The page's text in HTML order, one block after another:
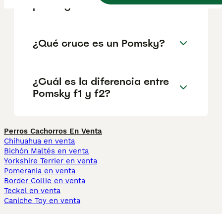
¿Qué cruce es un Pomsky?
¿Cuál es la diferencia entre
Pomsky f1 y f2?
Perros Cachorros En Venta
Chihuahua en venta
Bichón Maltés en venta
Yorkshire Terrier en venta
Pomerania en venta
Border Collie en venta
Teckel en venta
Caniche Toy en venta